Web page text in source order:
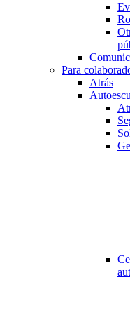
Para
Atrás